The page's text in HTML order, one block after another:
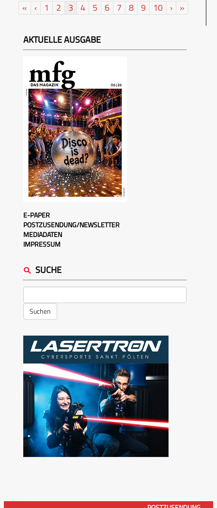
« ‹ 1 2 3 4 5 6 7 8 9 10 › »
AKTUELLE AUSGABE
E-PAPER
POSTZUSENDUNG/NEWSLETTER
MEDIADATEN
IMPRESSUM
SUCHE
Suchen